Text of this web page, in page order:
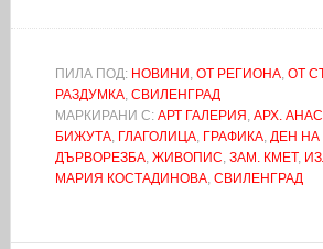
ПИЛА ПОД: НОВИНИ , ОТ РЕГИОНА, ОТ
РАЗДУМКА, СВИЛЕНГРАД
МАРКИРАНИ С: АРТ ГАЛЕРИЯ , АРХ.
БИЖУТА, ГЛАГОЛИЦА, ГРАФИКА, ДЕН НА
ДЪРВОРЕЗБА, ЖИВОПИС, ЗАМ. КМЕТ,
МАРИЯ КОСТАДИНОВА, СВИЛЕНГРАД